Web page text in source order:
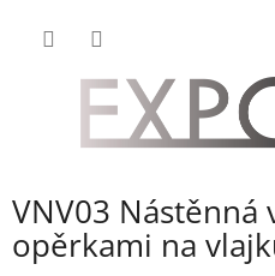
VNV03 Nástěnná
opěrkami na